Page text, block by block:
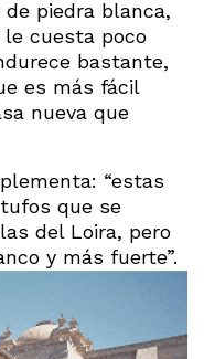
piedra blanca,
cuesta poco
bastante,
es más fácil
nueva que
“estas
que se
del Loira, pero
y más fuerte”.